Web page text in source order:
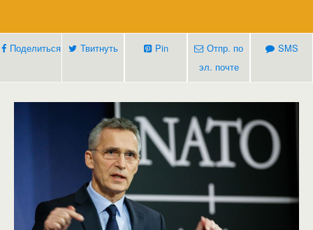
Поделиться Твитнуть Pin
Отпр. по
эл. почте
SMS